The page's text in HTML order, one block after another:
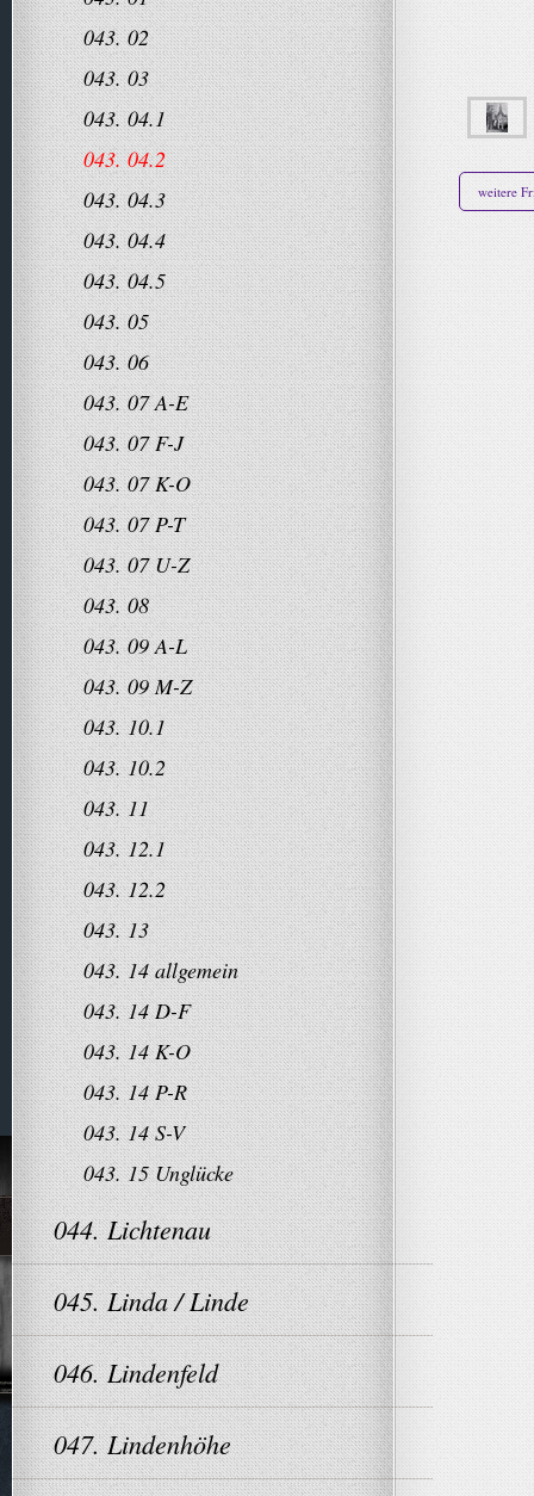
043. 02
043. 03
043. 04.1
043. 04.2
043. 04.3
043. 04.4
043. 04.5
043. 05
043. 06
043. 07 A-E
043. 07 F-J
043. 07 K-O
043. 07 P-T
043. 07 U-Z
043. 08
043. 09 A-L
043. 09 M-Z
043. 10.1
043. 10.2
043. 11
043. 12.1
043. 12.2
043. 13
043. 14 allgemein
043. 14 D-F
043. 14 K-O
043. 14 P-R
043. 14 S-V
043. 15 Unglücke
044. Lichtenau
045. Linda / Linde
046. Lindenfeld
047. Lindenhöhe
weitere